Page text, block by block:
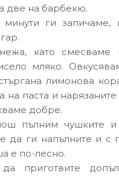
две на барбекю.
ги запичаме,
като смесваме
мляко.
лимонова
на паста и
добре.
пълним чушките и
да ги напълните и с
е по-лесно.
приготвите